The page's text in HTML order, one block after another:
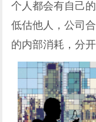
个人都会有自己
低估他人，公司
的内部消耗，分